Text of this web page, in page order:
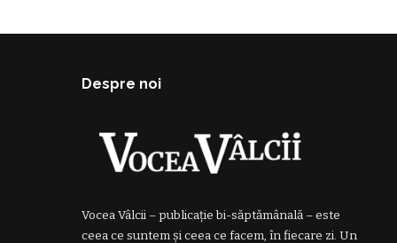
Despre noi
Vocea Vâlcii – publicație bi-săptămânală – este
ceea ce suntem și ceea ce facem, în fiecare zi. Un